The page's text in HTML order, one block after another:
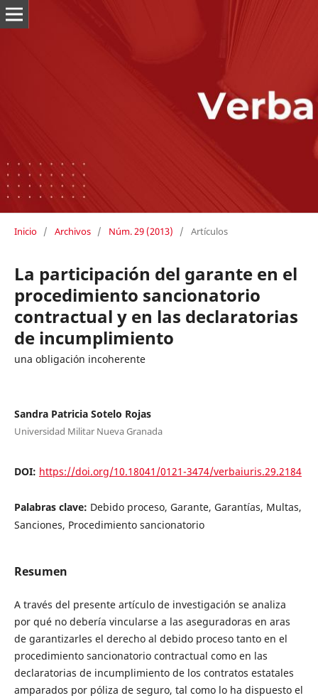
Inicio / Archivos / Núm. 29 (2013) / Artículos
La participación del garante en el
procedimiento sancionatorio
contractual y en las declaratorias
de incumplimiento
una obligación incoherente
Sandra Patricia Sotelo Rojas
Universidad Militar Nueva Granada
DOI: https://doi.org/10.18041/0121-3474/verbaiuris.29.2184
Palabras clave: Debido proceso, Garante, Garantías, Multas,
Sanciones, Procedimiento sancionatorio
Resumen
A través del presente artículo de investigación se analiza
por qué no debería vincularse a las aseguradoras en aras
de garantizarles el derecho al debido proceso tanto en el
procedimiento sancionatorio contractual como en las
declaratorias de incumplimiento de los contratos estatales
amparados por póliza de seguro, tal como lo ha dispuesto el